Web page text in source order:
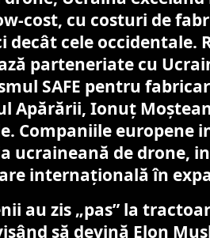
cost, cu costuri de
decât cele occidentale.
parteneriate cu
SAFE pentru
Apărării, Ionuț
Companiile europene
ucraineană de drone,
internațională în
au zis „pas” la
să devină Elon